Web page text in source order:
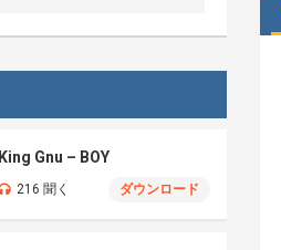
King Gnu – BOY
216 聞く ダウンロード